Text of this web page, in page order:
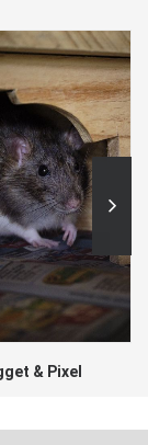
& Pixel